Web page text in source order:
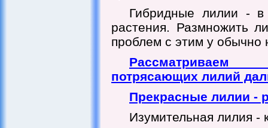
Гибридные лилии - в
растения. Размножить
проблем с этим у обычно
потрясающих лилий
Прекрасные лилии -
Изумительная лилия -